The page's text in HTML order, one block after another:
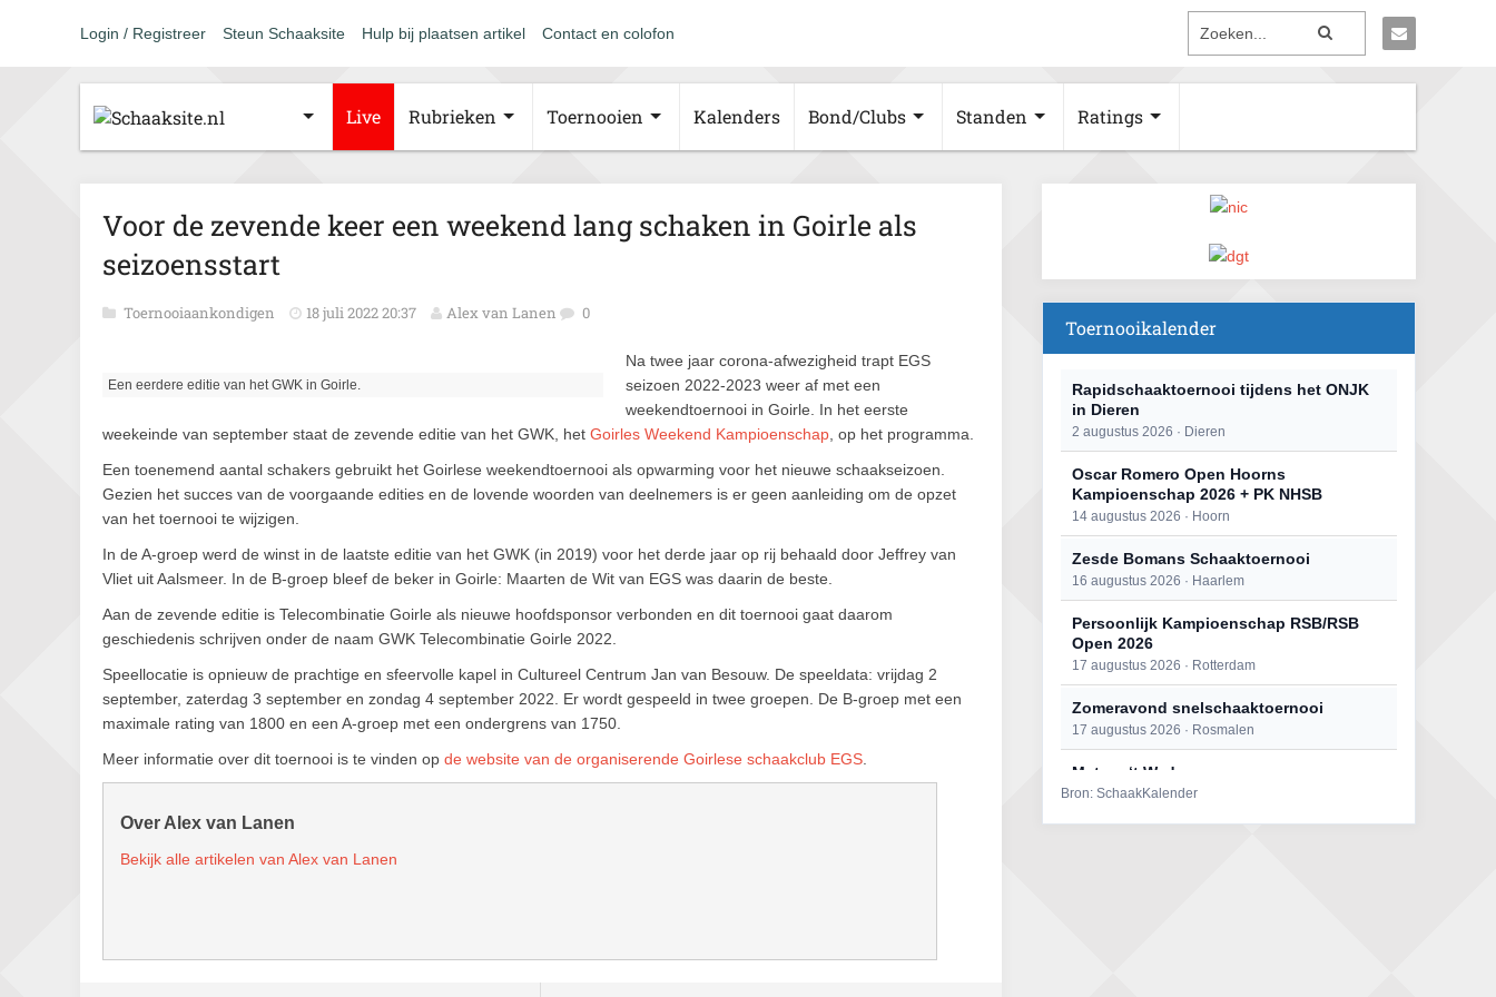
Login / Registreer Steun Schaaksite Hulp bij plaatsen artikel Contact en colofon
Live Rubrieken Toernooien Kalenders Bond/Clubs Standen Ratings
Voor de zevende keer een weekend lang schaken in Goirle als
seizoensstart
Toernooiaankondigen 18 juli 2022 20:37 Alex van Lanen 0
Een eerdere editie van het GWK in Goirle.
Na twee jaar corona-afwezigheid trapt EGS
seizoen 2022-2023 weer af met een
weekendtoernooi in Goirle. In het eerste
weekeinde van september staat de zevende editie van het GWK, het Goirles Weekend Kampioenschap , op het programma.
Een toenemend aantal schakers gebruikt het Goirlese weekendtoernooi als opwarming voor het nieuwe schaakseizoen.
Gezien het succes van de voorgaande edities en de lovende woorden van deelnemers is er geen aanleiding om de opzet
van het toernooi te wijzigen.
In de A-groep werd de winst in de laatste editie van het GWK (in 2019) voor het derde jaar op rij behaald door Jeffrey van
Vliet uit Aalsmeer. In de B-groep bleef de beker in Goirle: Maarten de Wit van EGS was daarin de beste.
Aan de zevende editie is Telecombinatie Goirle als nieuwe hoofdsponsor verbonden en dit toernooi gaat daarom
geschiedenis schrijven onder de naam GWK Telecombinatie Goirle 2022.
Speellocatie is opnieuw de prachtige en sfeervolle kapel in Cultureel Centrum Jan van Besouw. De speeldata: vrijdag 2
september, zaterdag 3 september en zondag 4 september 2022. Er wordt gespeeld in twee groepen. De B-groep met een
maximale rating van 1800 en een A-groep met een ondergrens van 1750.
Meer informatie over dit toernooi is te vinden op de website van de organiserende Goirlese schaakclub EGS
Over Alex van Lanen
Bekijk alle artikelen van Alex van Lanen
Toernooikalender
Rapidschaaktoernooi tijdens het ONJK
in Dieren
2 augustus 2026 · Dieren
Oscar Romero Open Hoorns
Kampioenschap 2026 + PK NHSB
14 augustus 2026 · Hoorn
Zesde Bomans Schaaktoernooi
16 augustus 2026 · Haarlem
Persoonlijk Kampioenschap RSB/RSB
Open 2026
17 augustus 2026 · Rotterdam
Zomeravond snelschaaktoernooi
17 augustus 2026 · Rosmalen
Mat op ‘t Wad
22 augustus 2026 · Den Burg, Texel
Bron: SchaakKalender